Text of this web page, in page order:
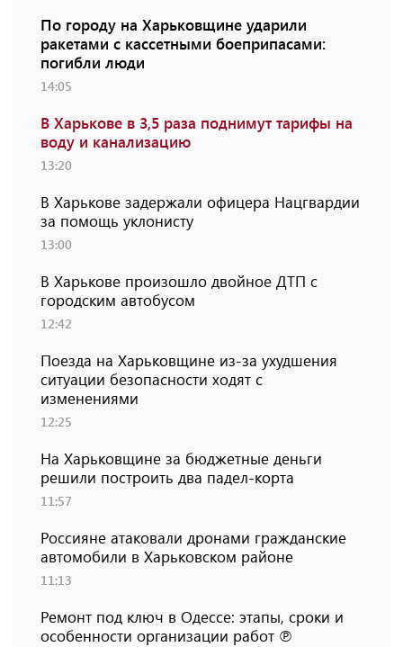
По городу на Харьковщине ударили
ракетами с кассетными боеприпасами:
погибли люди
14:05
В Харькове в 3,5 раза поднимут тарифы на
воду и канализацию
13:20
В Харькове задержали офицера Нацгвардии
за помощь уклонисту
13:00
В Харькове произошло двойное ДТП с
городским автобусом
12:42
Поезда на Харьковщине из-за ухудшения
ситуации безопасности ходят с
изменениями
12:25
На Харьковщине за бюджетные деньги
решили построить два падел-корта
11:57
Россияне атаковали дронами гражданские
автомобили в Харьковском районе
11:13
Ремонт под ключ в Одессе: этапы, сроки и
особенности организации работ ℗